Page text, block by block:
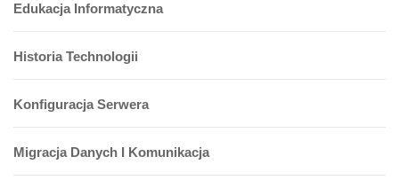
Edukacja Informatyczna
Historia Technologii
Konfiguracja Serwera
Migracja Danych I Komunikacja